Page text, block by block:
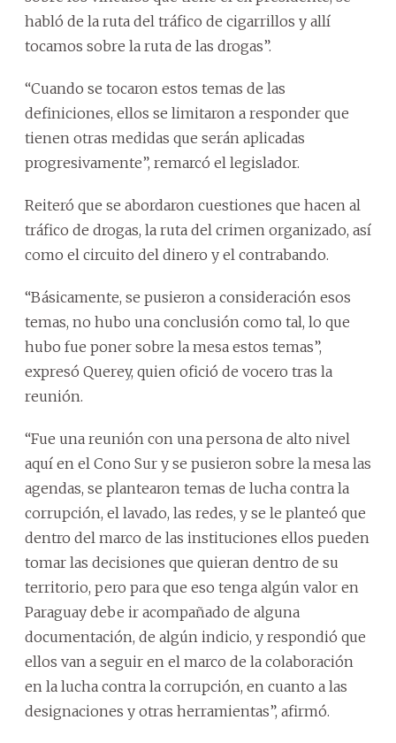
habló de la ruta del tráfico de cigarrillos y allí
tocamos sobre la ruta de las drogas”.
“Cuando se tocaron estos temas de las
definiciones, ellos se limitaron a responder que
tienen otras medidas que serán aplicadas
progresivamente”, remarcó el legislador.
Reiteró que se abordaron cuestiones que hacen al
tráfico de drogas, la ruta del crimen organizado, así
como el circuito del dinero y el contrabando.
“Básicamente, se pusieron a consideración esos
temas, no hubo una conclusión como tal, lo que
hubo fue poner sobre la mesa estos temas”,
expresó Querey, quien ofició de vocero tras la
reunión.
“Fue una reunión con una persona de alto nivel
aquí en el Cono Sur y se pusieron sobre la mesa las
agendas, se plantearon temas de lucha contra la
corrupción, el lavado, las redes, y se le planteó que
dentro del marco de las instituciones ellos pueden
tomar las decisiones que quieran dentro de su
territorio, pero para que eso tenga algún valor en
Paraguay debe ir acompañado de alguna
documentación, de algún indicio, y respondió que
ellos van a seguir en el marco de la colaboración
en la lucha contra la corrupción, en cuanto a las
designaciones y otras herramientas”, afirmó.